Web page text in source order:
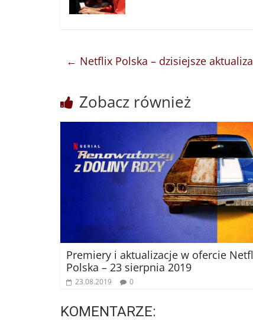
← Netflix Polska – dzisiejsze
Zobacz również
Premiery i aktualizacje w ofercie
Polska – 23 sierpnia 2019
23.08.2019 0
KOMENTARZE: